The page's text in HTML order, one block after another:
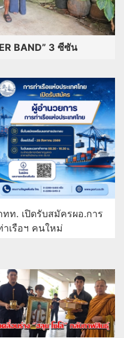
BAND” 3 ซีซัน
ทท. เปิดรับสมัครผอ.การ
าเรือฯ คนใหม่